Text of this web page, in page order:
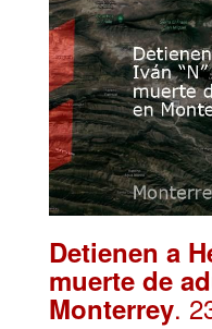
Detienen a
muerte de
Monterrey.